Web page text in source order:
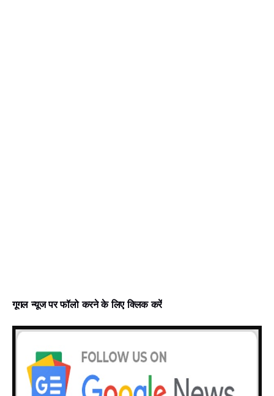
गूगल न्‍यूज पर फॉलो करने के लिए क्लिक करें